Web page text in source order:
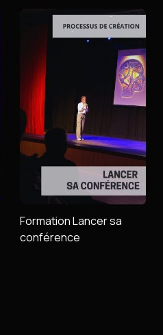
Formation Lancer sa
conférence